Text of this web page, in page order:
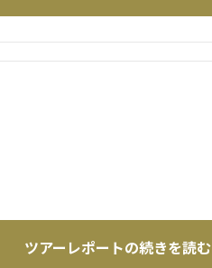
ツアーレポートの続きを読む